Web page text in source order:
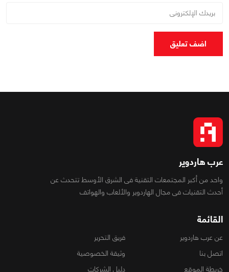
اضف تعليق
عرب هاردوير
واحد من أكبر المجتمعات التقنية فى الشرق الأوسط تتحدث عن
أحدث التقنيات فى مجال الهاردوير والألعاب والهواتف
القائمة
عن عرب هاردوير
فريق التحرير
اتصل بنا
وثيقة الخصوصية
خريطة الموقع
دليل الشركات